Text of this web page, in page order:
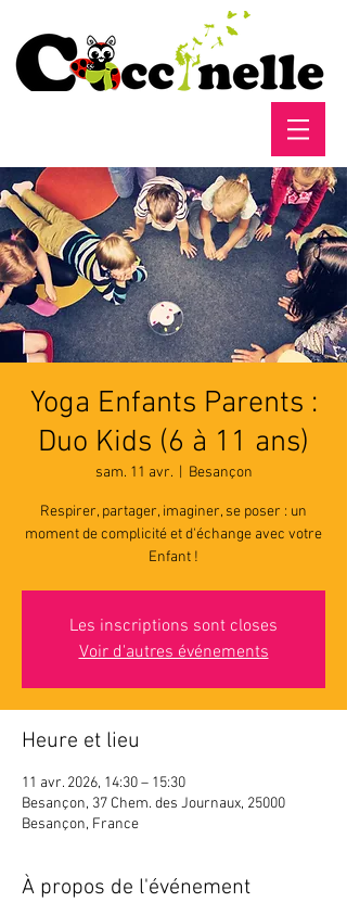
Yoga Enfants Parents :
Duo Kids (6 à 11 ans)
sam. 11 avr.
  |
Besançon
Respirer, partager, imaginer, se poser : un
moment de complicité et d'échange avec votre
Enfant !
Les inscriptions sont closes
Voir d'autres événements
Heure et lieu
11 avr. 2026, 14:30 – 15:30
Besançon, 37 Chem. des Journaux, 25000
Besançon, France
À propos de l'événement